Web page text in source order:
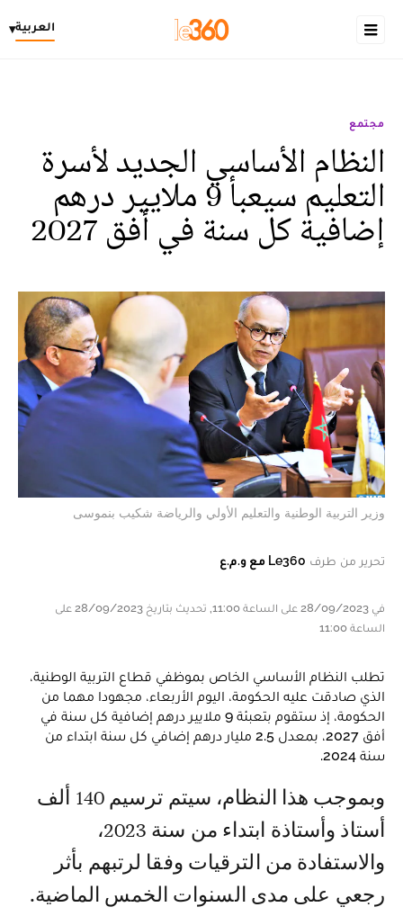
العربية▾
مجتمع
النظام الأساسي الجديد لأسرة
التعليم سيعبأ 9 ملايير درهم
إضافية كل سنة في أفق 2027
وزير التربية الوطنية والتعليم الأولي والرياضة شكيب بنموسى
تحرير من طرف Le360 مع و.م.ع
في 28/09/2023 على الساعة 11:00, تحديث بتاريخ 28/09/2023 على
الساعة 11:00
تطلب النظام الأساسي الخاص بموظفي قطاع التربية الوطنية،
الذي صادقت عليه الحكومة، اليوم الأربعاء، مجهودا مهما من
الحكومة، إذ ستقوم بتعبئة 9 ملايير درهم إضافية كل سنة في
أفق 2027، بمعدل 2.5 مليار درهم إضافي كل سنة ابتداء من
سنة 2024.
وبموجب هذا النظام، سيتم ترسيم 140 ألف
أستاذ وأستاذة ابتداء من سنة 2023،
والاستفادة من الترقيات وفقا لرتبهم بأثر
رجعي على مدى السنوات الخمس الماضية.